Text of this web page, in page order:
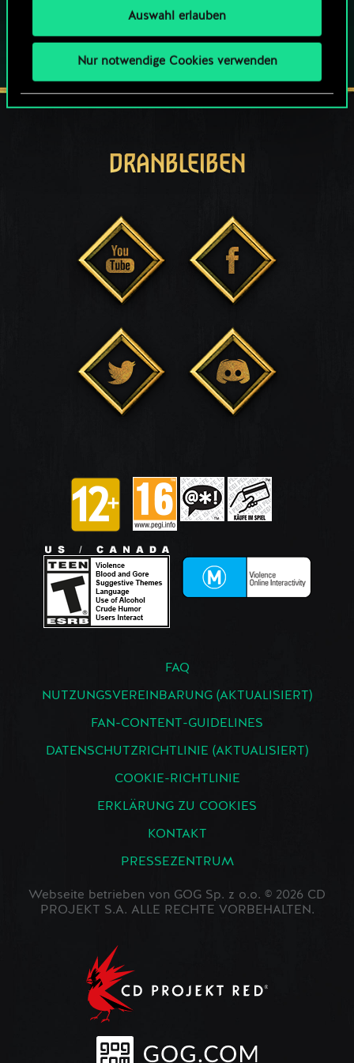
Auswahl erlauben
Nur notwendige Cookies verwenden
DRANBLEIBEN
FAQ
NUTZUNGSVEREINBARUNG (AKTUALISIERT)
FAN-CONTENT-GUIDELINES
DATENSCHUTZRICHTLINIE (AKTUALISIERT)
COOKIE-RICHTLINIE
ERKLÄRUNG ZU COOKIES
KONTAKT
PRESSEZENTRUM
Webseite betrieben von GOG Sp. z o.o. © 2026 CD
PROJEKT S.A. ALLE RECHTE VORBEHALTEN.